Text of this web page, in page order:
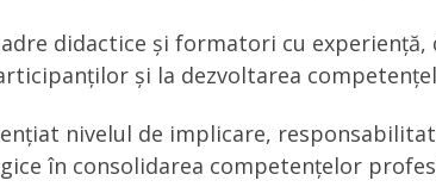
didactice și formatori cu
și la dezvoltarea
nivelul de implicare,
în consolidarea competențelor